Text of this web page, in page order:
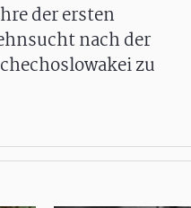
der ersten
nach der
zu